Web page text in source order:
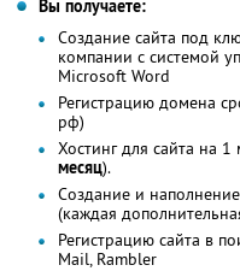
Вы получаете:
Создание сайта под
компании с системой
Microsoft Word
Регистрацию домена
рф)
Хостинг для сайта на
месяц).
Создание и наполнение
(каждая
Регистрацию сайта в
Mail, Rambler